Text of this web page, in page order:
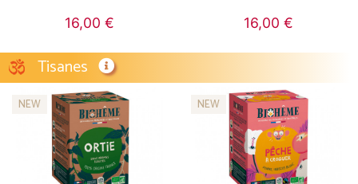
16,00 € 16,00 €
Tisanes
NEW NEW